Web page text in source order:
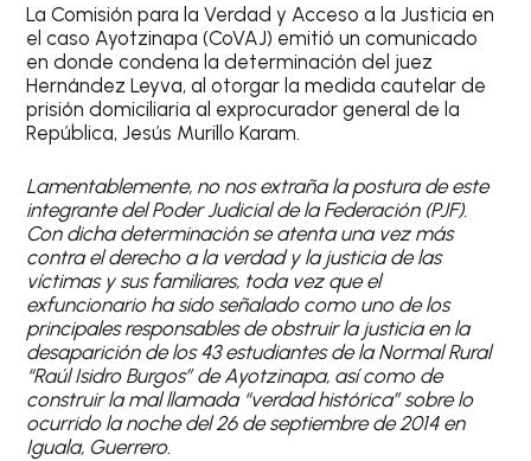
La Comisión para la Verdad y Acceso a la Justicia en
el caso Ayotzinapa (CoVAJ) emitió un comunicado
en donde condena la determinación del juez
Hernández Leyva, al otorgar la medida cautelar de
prisión domiciliaria al exprocurador general de la
República, Jesús Murillo Karam.
Lamentablemente, no nos extraña la postura de este
integrante del Poder Judicial de la Federación (PJF).
Con dicha determinación se atenta una vez más
contra el derecho a la verdad y la justicia de las
víctimas y sus familiares, toda vez que el
exfuncionario ha sido señalado como uno de los
principales responsables de obstruir la justicia en la
desaparición de los 43 estudiantes de la Normal Rural
“Raúl Isidro Burgos” de Ayotzinapa, así como de
construir la mal llamada “verdad histórica” sobre lo
ocurrido la noche del 26 de septiembre de 2014 en
Iguala, Guerrero.